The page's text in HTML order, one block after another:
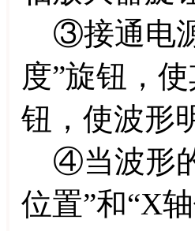
③接通电源
度”旋钮，
钮，使波形
④当波形的
位置”和“X